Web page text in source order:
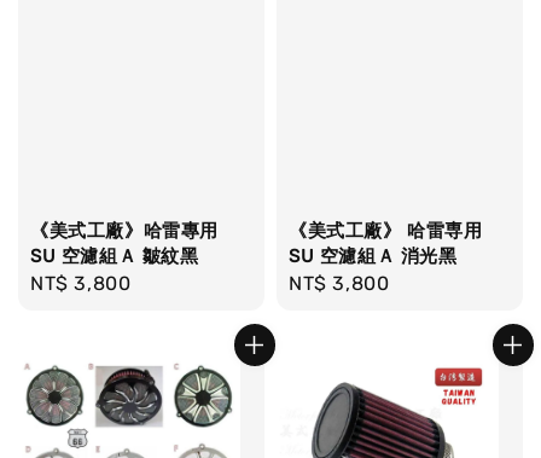
《美式工廠》哈雷專用
SU 空濾組Ａ 皺紋黑
Regular
NT$ 3,800
《美式工廠》 哈雷専用
SU 空濾組Ａ 消光黑
Regular
NT$ 3,800